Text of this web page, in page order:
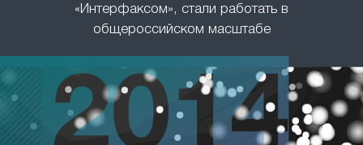
«Интерфаксом», стали работать в
общероссийском масштабе